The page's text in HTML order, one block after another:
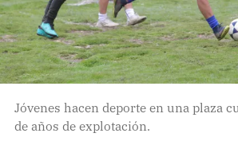
Jóvenes hacen deporte en una plaza
de años de explotación.